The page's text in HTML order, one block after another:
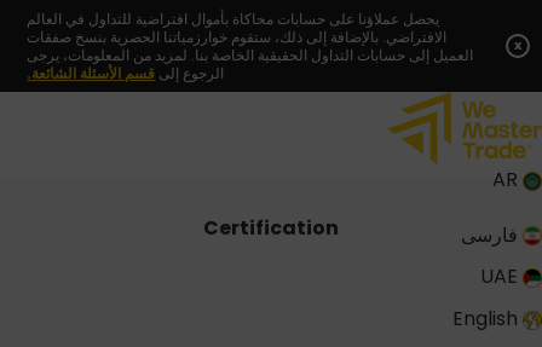
to
يحصل عملاؤنا على حسابات محاكاة بأموال افتراضية للتداول في العالم
الافتراضي. بالإضافة إلى ذلك، ستقوم خوارزمياتنا الحصرية بنسخ صفقات
العميل إلى حسابات التداول الحقيقية الخاصة بنا. لمزيد من المعلومات، يرجى
الرجوع إلى قسم الأسئلة الشائعة.
x
فارسی
Certification